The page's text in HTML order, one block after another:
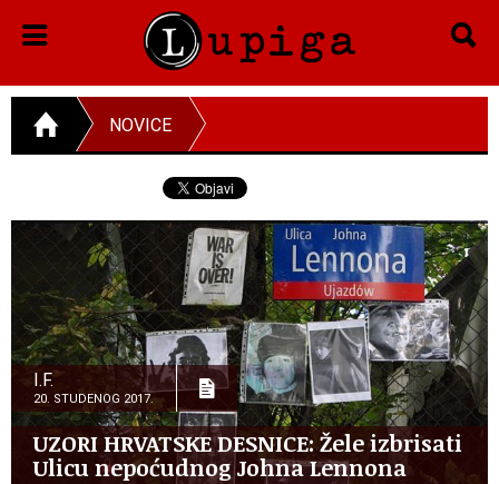
NOVICE
I.F.
20. STUDENOG 2017.
UZORI HRVATSKE DESNICE: Žele izbrisati
Ulicu nepoćudnog Johna Lennona